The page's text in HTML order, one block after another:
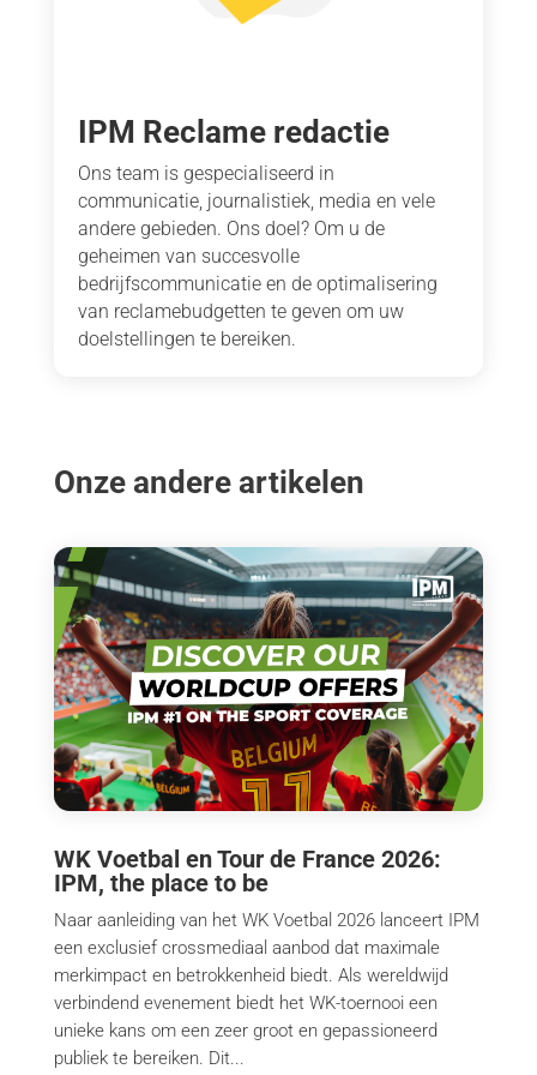
IPM Reclame redactie
Ons team is gespecialiseerd in
communicatie, journalistiek, media en vele
andere gebieden. Ons doel? Om u de
geheimen van succesvolle
bedrijfscommunicatie en de optimalisering
van reclamebudgetten te geven om uw
doelstellingen te bereiken.
Onze andere artikelen
WK Voetbal en Tour de France 2026:
IPM, the place to be
Naar aanleiding van het WK Voetbal 2026 lanceert IPM
een exclusief crossmediaal aanbod dat maximale
merkimpact en betrokkenheid biedt. Als wereldwijd
verbindend evenement biedt het WK-toernooi een
unieke kans om een zeer groot en gepassioneerd
publiek te bereiken. Dit...